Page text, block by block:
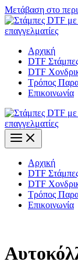
Μετάβαση στο
Αρχική
DTF
DTF
Τρόπος
Επικοινωνία
Αρχική
DTF
DTF
Τρόπος
Επικοινωνία